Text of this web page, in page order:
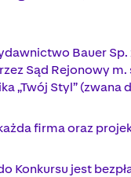
Bauer
Sąd Rejonowy m.
„Twój Styl”
firma oraz
Konkursu jest